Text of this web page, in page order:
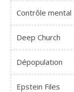
Contrôle mental
Deep Church
Dépopulation
Epstein Files